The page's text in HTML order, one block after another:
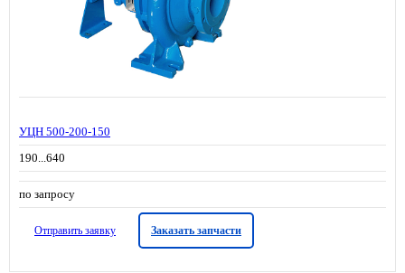
УЦН 500-200-150
190...640
по запросу
Отправить заявку Заказать запчасти